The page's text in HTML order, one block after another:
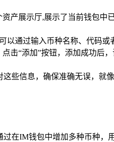
产展示厅,展示了当前钱包中
以通过输入币种名称、代码
击“添加”按钮，添加成功后
些信息，确保准确无误，就
在IM钱包中增加多种币种，